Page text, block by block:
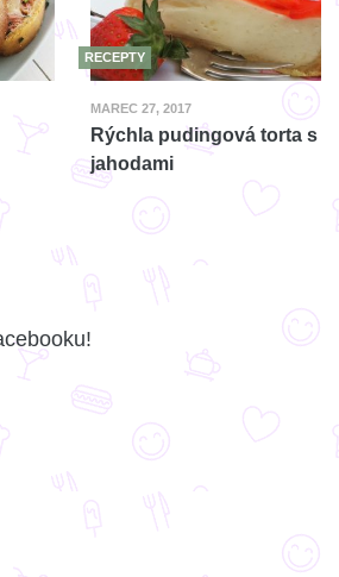
RECEPTY
MAREC 27, 2017
Rýchla pudingová torta s
jahodami